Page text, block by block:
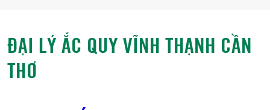
tốt
ĐẠI LÝ ẮC QUY VĨNH THẠNH CẦN
THƠ